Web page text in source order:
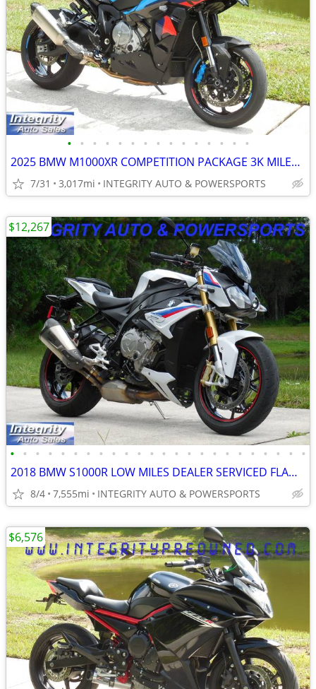
• • • • • • • • • • • • • • •
2025 BMW M1000XR COMPETITION PACKAGE 3K MILES NEW CONDITION NO BS FEES
7/31 3,017mi INTEGRITY AUTO & POWERSPORTS
• • • • • • • • • • • • • • • • • • • • • • • •
2018 BMW S1000R LOW MILES DEALER SERVICED FLAWLESS NO BS DEALER FEES!!
8/4 7,555mi INTEGRITY AUTO & POWERSPORTS
$12,267
$6,576